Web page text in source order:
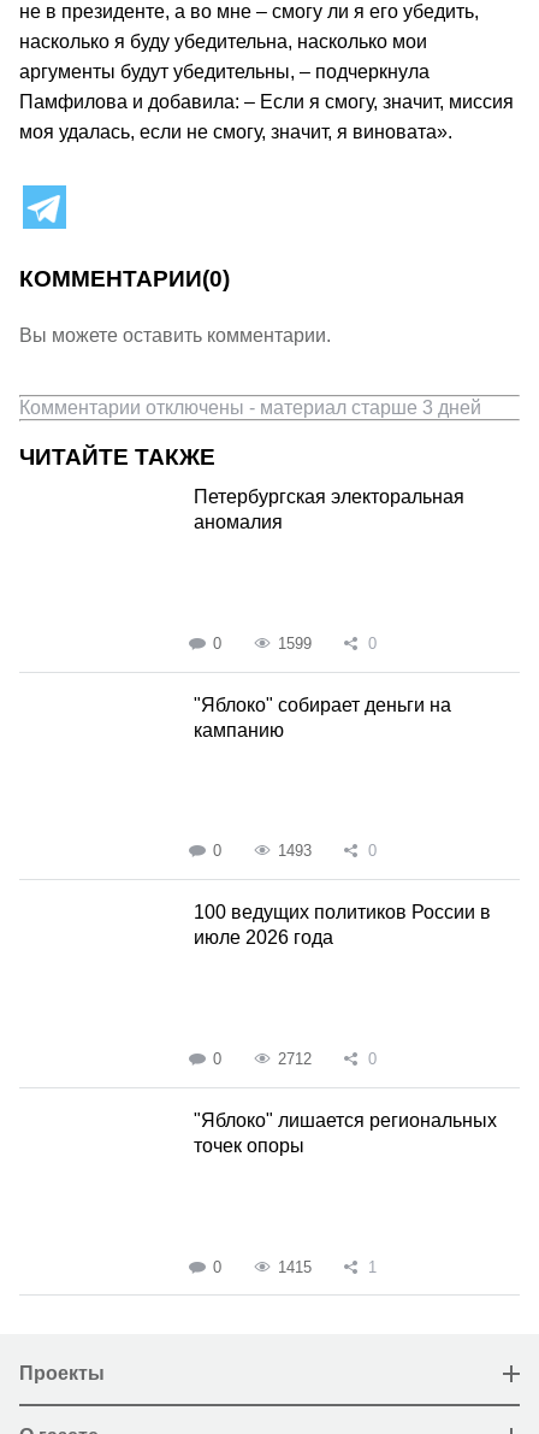
не в президенте, а во мне – смогу ли я его убедить,
насколько я буду убедительна, насколько мои
аргументы будут убедительны, – подчеркнула
Памфилова и добавила: – Если я смогу, значит, миссия
моя удалась, если не смогу, значит, я виновата».
КОММЕНТАРИИ(0)
Вы можете оставить комментарии.
Комментарии отключены - материал старше 3 дней
ЧИТАЙТЕ ТАКЖЕ
Петербургская электоральная
аномалия
0 1599 0
"Яблоко" собирает деньги на
кампанию
0 1493 0
100 ведущих политиков России в
июле 2026 года
0 2712 0
"Яблоко" лишается региональных
точек опоры
0 1415 1
Проекты